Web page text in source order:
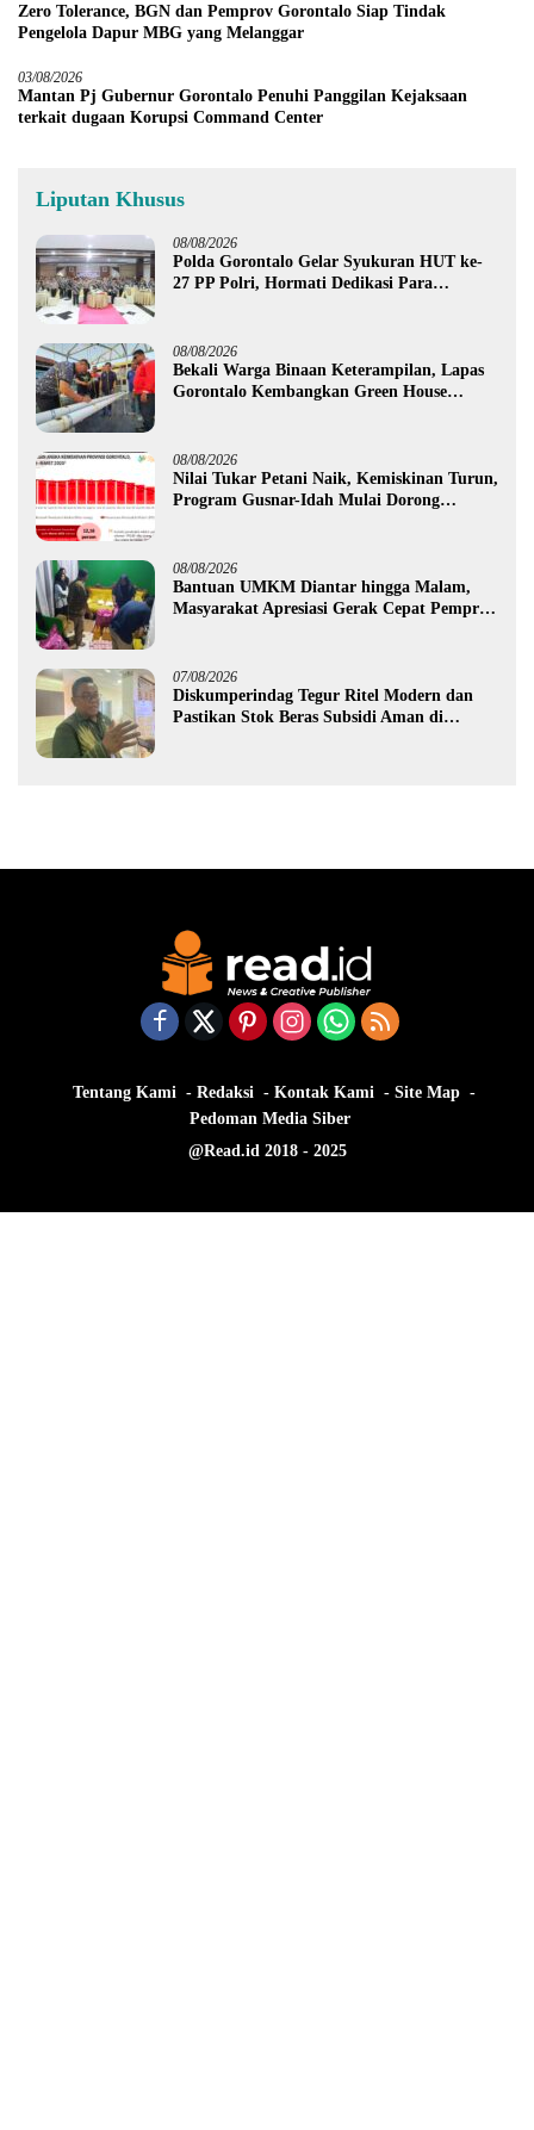
Zero Tolerance, BGN dan Pemprov Gorontalo Siap Tindak
Pengelola Dapur MBG yang Melanggar
03/08/2026
Mantan Pj Gubernur Gorontalo Penuhi Panggilan Kejaksaan
terkait dugaan Korupsi Command Center
Liputan Khusus
08/08/2026
Polda Gorontalo Gelar Syukuran HUT ke-
27 PP Polri, Hormati Dedikasi Para
08/08/2026
Bekali Warga Binaan Keterampilan, Lapas
Gorontalo Kembangkan Green House
08/08/2026
Nilai Tukar Petani Naik, Kemiskinan Turun,
Program Gusnar-Idah Mulai Dorong
08/08/2026
Bantuan UMKM Diantar hingga Malam,
Masyarakat Apresiasi Gerak Cepat Pemprov
07/08/2026
Diskumperindag Tegur Ritel Modern dan
Pastikan Stok Beras Subsidi Aman di
Tentang Kami Redaksi Kontak Kami
Site Map
Pedoman Media Siber
@Read.id 2018 - 2025